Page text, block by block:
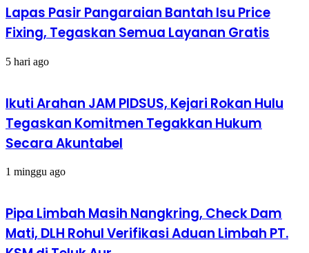
Lapas Pasir Pangaraian Bantah Isu Price
Fixing, Tegaskan Semua Layanan Gratis
5 hari ago
Ikuti Arahan JAM PIDSUS, Kejari Rokan Hulu
Tegaskan Komitmen Tegakkan Hukum
Secara Akuntabel
1 minggu ago
Pipa Limbah Masih Nangkring, Check Dam
Mati, DLH Rohul Verifikasi Aduan Limbah PT.